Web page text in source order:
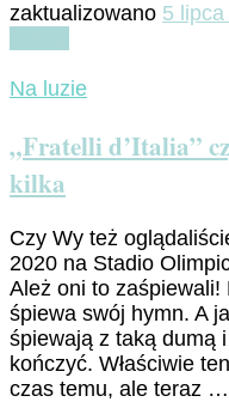
zaktualizowano 5
Na luzie
„Fratelli d’Italia”
kilka
Czy Wy też
2020 na Stadio
Ależ oni to
śpiewa swój hymn. A
śpiewają z taką dumą
kończyć. Właściwie
czas temu, ale teraz …